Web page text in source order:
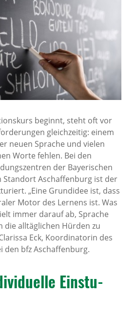
beginnt, steht oft vor
gleichzeitig: einem
neuen Sprache und vielen
Worte fehlen. Bei den
der Bayerischen
Standort Aschaffenburg ist der
„Eine Grundidee ist, dass
Motor des Lernens ist. Was
immer darauf ab, Sprache
die alltäglichen Hürden zu
Eck, Koordinatorin des
den bfz Aschaffenburg.
Einstu­